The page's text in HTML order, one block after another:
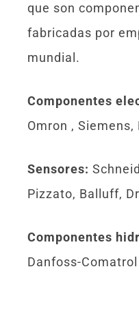
que son
fabricadas por
mundial.
Componentes
Omron , Siemens,
Sensores:
Pizzato, Balluff,
Componentes
Danfoss-Comatrol